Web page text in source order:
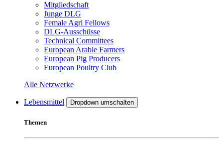
Mitgliedschaft
Junge DLG
Female Agri Fellows
DLG-Ausschüsse
Technical Committees
European Arable Farmers
European Pig Producers
European Poultry Club
Alle Netzwerke
Lebensmittel Dropdown umschalten
Themen